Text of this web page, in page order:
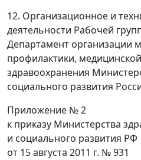
12. Организационное и
деятельности Рабочей
Департамент организации
профилактики,
здравоохранения
социального развития
Приложение № 2
к приказу Министерства
и социального развития РФ
от 15 августа 2011 г. № 931